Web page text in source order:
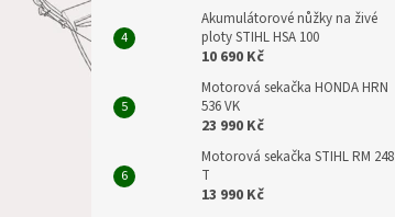
Akumulátorové nůžky na živé
ploty STIHL HSA 100
10 690 Kč
Motorová sekačka HONDA HRN
536 VK
23 990 Kč
Motorová sekačka STIHL RM 248
T
13 990 Kč